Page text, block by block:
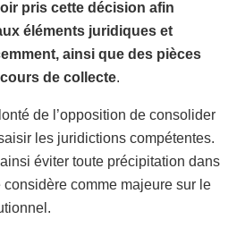
pris cette décision afin
éléments juridiques et
ainsi que des pièces
de collecte.
de l’opposition de consolider
les juridictions compétentes.
éviter toute précipitation dans
considère comme majeure sur le